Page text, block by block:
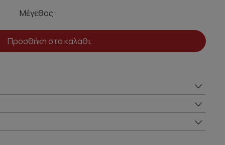
Μέγεθος :
Προσθήκη στο καλάθι